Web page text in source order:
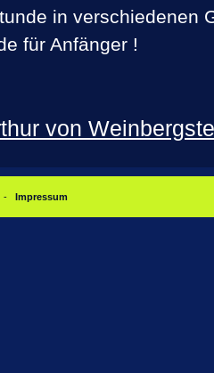
in verschiedenen
für Anfänger !
von
- Impressum